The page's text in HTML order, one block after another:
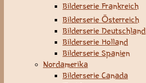
Bilderserie Frankreich
Bilderserie Österreich
Bilderserie Deutschland
Bilderserie Holland
Bilderserie Spanien
Nordamerika
Bilderserie Canada